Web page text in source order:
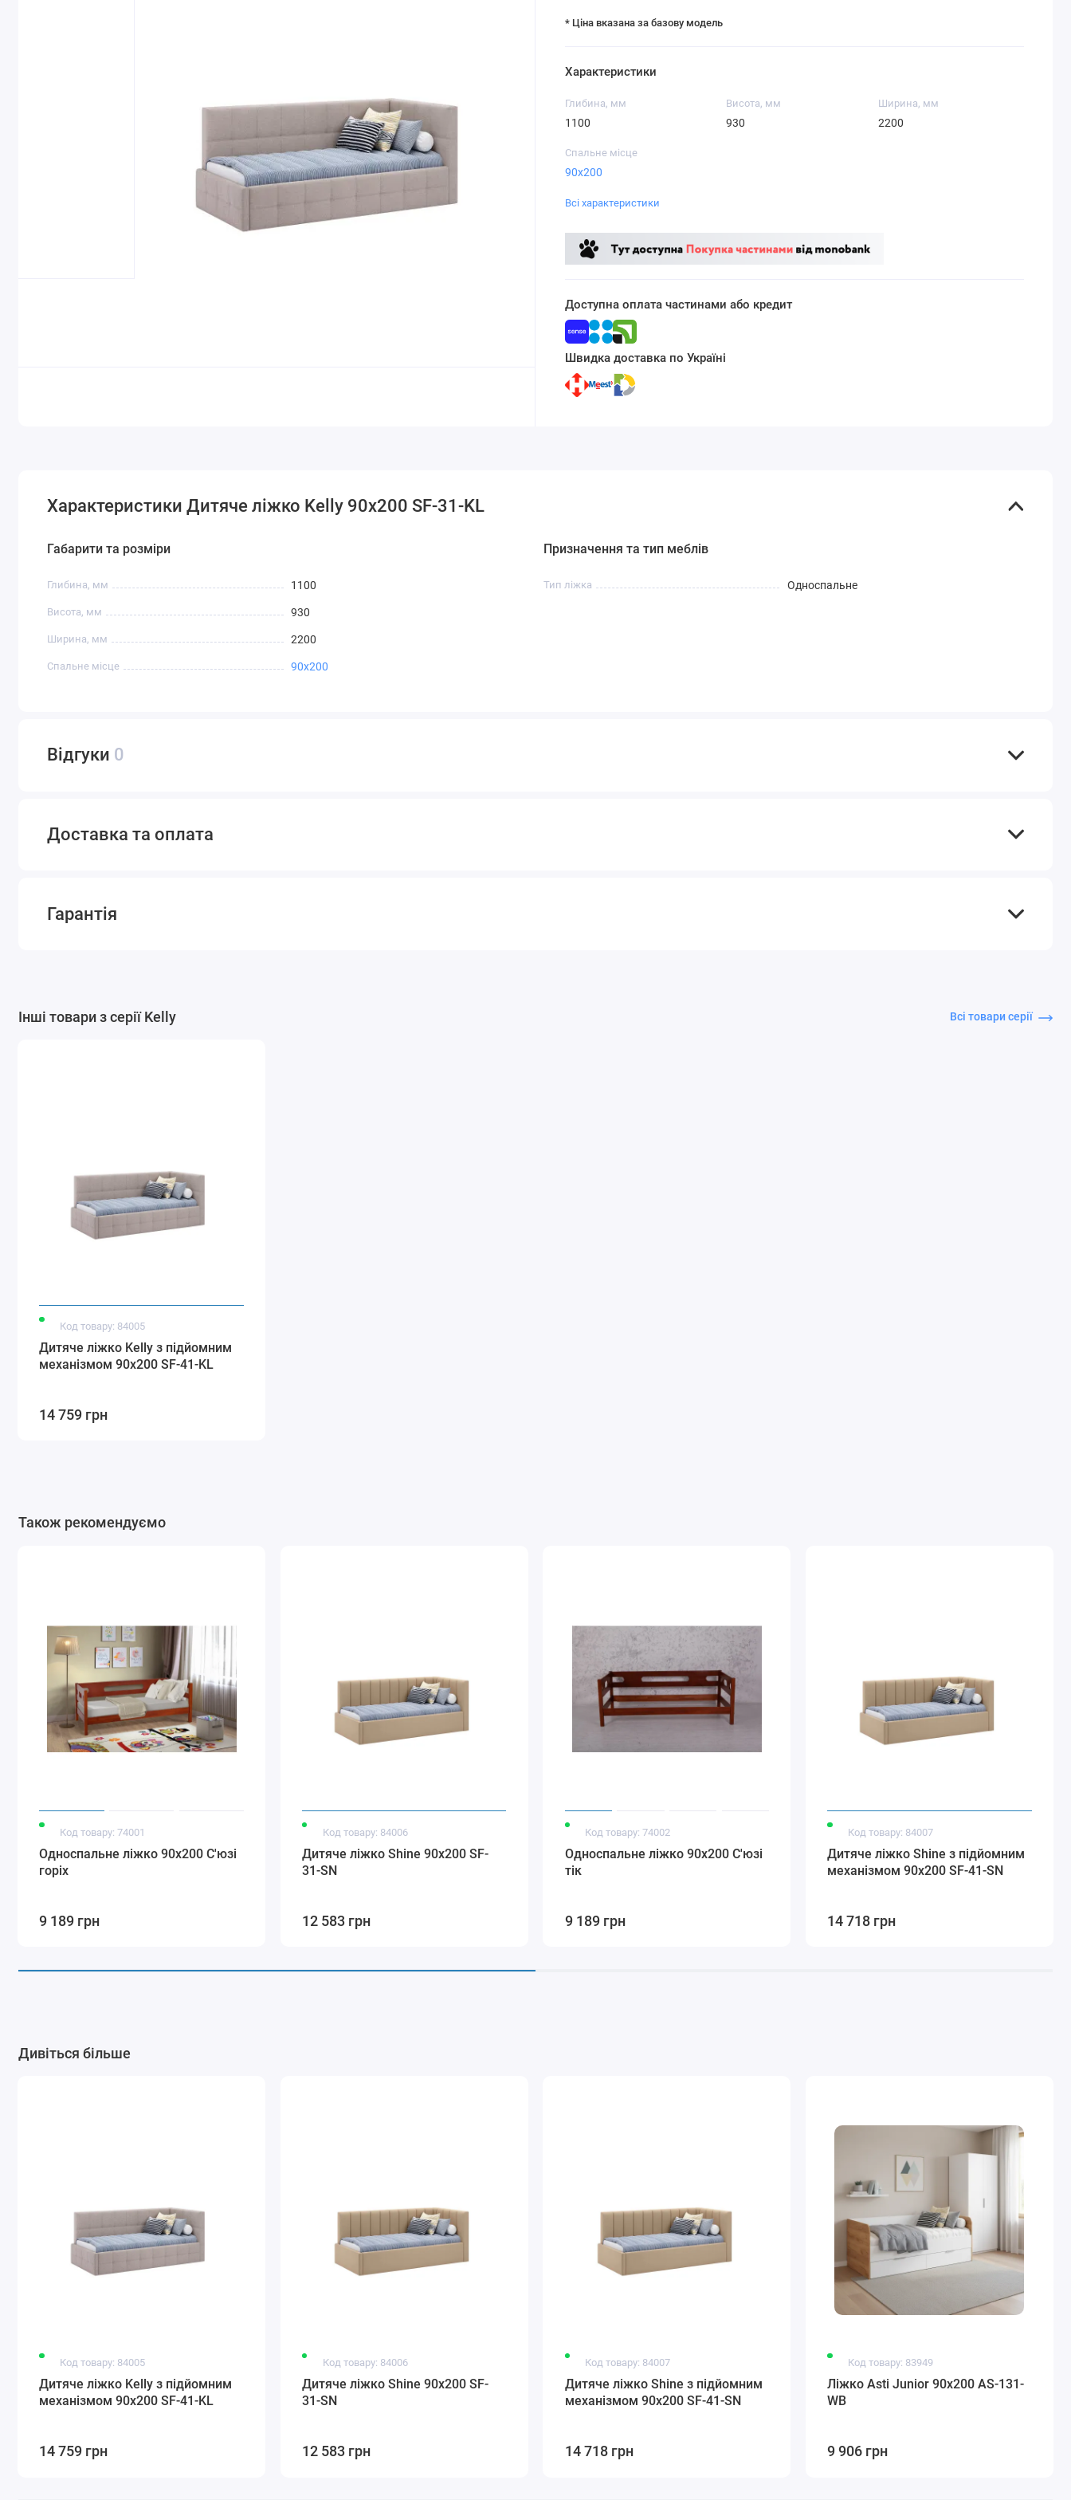
* Ціна вказана за базову модель
Характеристики
Глибина, мм
1100
Висота, мм
930
Ширина, мм
2200
Спальне місце
90x200
Всі характеристики
Доступна оплата частинами або кредит
Швидка доставка по Україні
Характеристики Дитяче ліжко Kelly 90x200 SF-31-KL
Габарити та розміри
Глибина, мм 1100
Висота, мм 930
Ширина, мм 2200
Спальне місце 90x200
Призначення та тип меблів
Тип ліжка Односпальне
Відгуки 0
Доставка та оплата
Гарантія
Інші товари з серії Kelly Всі товари серії
Код товару: 84005
Дитяче ліжко Kelly з підйомним
механізмом 90x200 SF-41-KL
14 759 грн
Також рекомендуємо
Код товару: 74001
Односпальне ліжко 90x200 С'юзі
горіх
9 189 грн
Код товару: 84006
Дитяче ліжко Shine 90x200 SF-
31-SN
12 583 грн
Код товару: 74002
Односпальне ліжко 90x200 С'юзі
тік
9 189 грн
Код товару: 84007
Дитяче ліжко Shine з підйомним
механізмом 90x200 SF-41-SN
14 718 грн
Дивіться більше
Код товару: 84005
Дитяче ліжко Kelly з підйомним
механізмом 90x200 SF-41-KL
14 759 грн
Код товару: 84006
Дитяче ліжко Shine 90x200 SF-
31-SN
12 583 грн
Код товару: 84007
Дитяче ліжко Shine з підйомним
механізмом 90x200 SF-41-SN
14 718 грн
Код товару: 83949
Ліжко Asti Junior 90x200 AS-131-
WB
9 906 грн